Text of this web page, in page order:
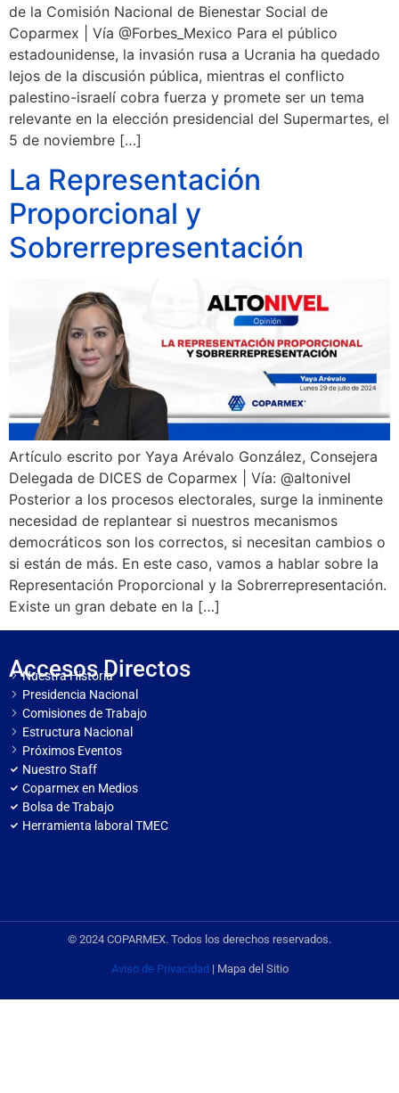
de la Comisión Nacional de Bienestar Social de
Coparmex | Vía @Forbes_Mexico Para el público
estadounidense, la invasión rusa a Ucrania ha quedado
lejos de la discusión pública, mientras el conflicto
palestino-israelí cobra fuerza y promete ser un tema
relevante en la elección presidencial del Supermartes, el
5 de noviembre […]
La Representación
Proporcional y
Sobrerrepresentación
Artículo escrito por Yaya Arévalo González, Consejera
Delegada de DICES de Coparmex | Vía: @altonivel
Posterior a los procesos electorales, surge la inminente
necesidad de replantear si nuestros mecanismos
democráticos son los correctos, si necesitan cambios o
si están de más. En este caso, vamos a hablar sobre la
Representación Proporcional y la Sobrerrepresentación.
Existe un gran debate en la […]
Accesos Directos
Nuestra Historia
Presidencia Nacional
Comisiones de Trabajo
Estructura Nacional
Próximos Eventos
Nuestro Staff
Coparmex en Medios
Bolsa de Trabajo
Herramienta laboral TMEC
© 2024 COPARMEX. Todos los derechos reservados.
Aviso de Privacidad | Mapa del Sitio